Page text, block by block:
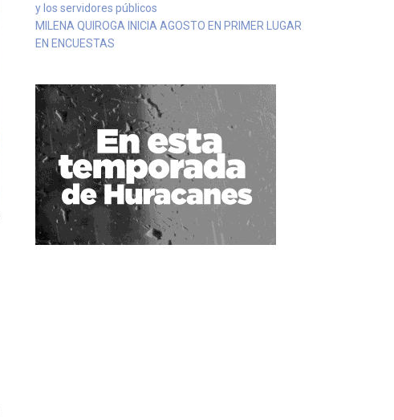
y los servidores públicos
MILENA QUIROGA INICIA AGOSTO EN PRIMER LUGAR
EN ENCUESTAS